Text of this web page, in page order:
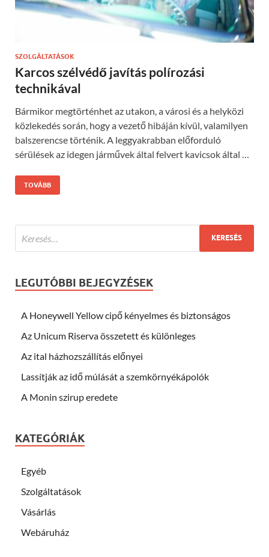
SZOLGÁLTATÁSOK
Karcos szélvédő javítás polírozási
technikával
Bármikor megtörténhet az utakon, a városi és a helyközi
közlekedés során, hogy a vezető hibáján kívül, valamilyen
balszerencse történik. A leggyakrabban előforduló
sérülések az idegen járművek által felvert kavicsok által …
TOVÁBB
LEGUTÓBBI BEJEGYZÉSEK
A Honeywell Yellow cipő kényelmes és biztonságos
Az Unicum Riserva összetett és különleges
Az ital házhozszállítás előnyei
Lassítják az idő múlását a szemkörnyékápolók
A Monin szirup eredete
KATEGÓRIÁK
Egyéb
Szolgáltatások
Vásárlás
Webáruház